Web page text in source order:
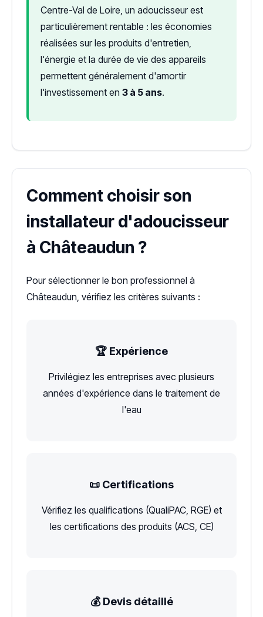
Centre-Val de Loire, un adoucisseur est
particulièrement rentable : les économies
réalisées sur les produits d'entretien,
l'énergie et la durée de vie des appareils
permettent généralement d'amortir
l'investissement en 3 à 5 ans.
Comment choisir son
installateur d'adoucisseur
à Châteaudun ?
Pour sélectionner le bon professionnel à
Châteaudun, vérifiez les critères suivants :
🏆 Expérience
Privilégiez les entreprises avec plusieurs
années d'expérience dans le traitement de
l'eau
📜 Certifications
Vérifiez les qualifications (QualiPAC, RGE) et
les certifications des produits (ACS, CE)
💰 Devis détaillé